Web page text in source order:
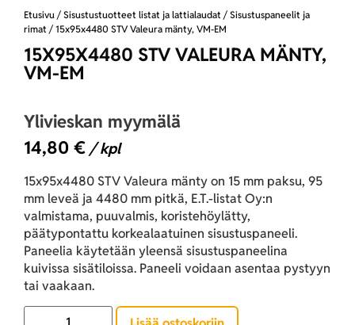
Etusivu / Sisustustuotteet listat ja lattialaudat / Sisustuspaneelit ja
rimat / 15x95x4480 STV Valeura mänty, VM-EM
15X95X4480 STV VALEURA MÄNTY,
VM-EM
Ylivieskan myymälä
14,80 € / kpl
15x95x4480 STV Valeura mänty on 15 mm paksu, 95
mm leveä ja 4480 mm pitkä, E.T.-listat Oy:n
valmistama, puuvalmis, koristehöylätty,
päätypontattu korkealaatuinen sisustuspaneeli.
Paneelia käytetään yleensä sisustuspaneelina
kuivissa sisätiloissa. Paneeli voidaan asentaa pystyyn
tai vaakaan.